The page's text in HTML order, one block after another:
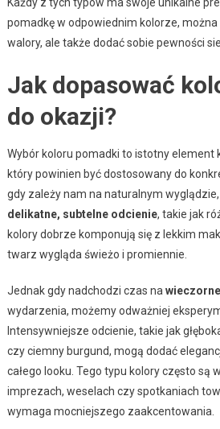
pomadkę w odpowiednim kolorze,
walory, ale także dodać sobie pewności
Jak dopasować
do okazji?
Wybór koloru pomadki to istotny element
który powinien być dostosowany do
gdy zależy nam na naturalnym
delikatne, subtelne odcienie, takie jak
kolory dobrze komponują się z lekkim
twarz wygląda świeżo i promiennie.
Jednak gdy nadchodzi czas na
wydarzenia, możemy odważniej
Intensywniejsze odcienie, takie jak
czy ciemny burgund, mogą dodać
całego looku. Tego typu kolory często są
imprezach, weselach czy spotkaniach
wymaga mocniejszego zaakcentowania.